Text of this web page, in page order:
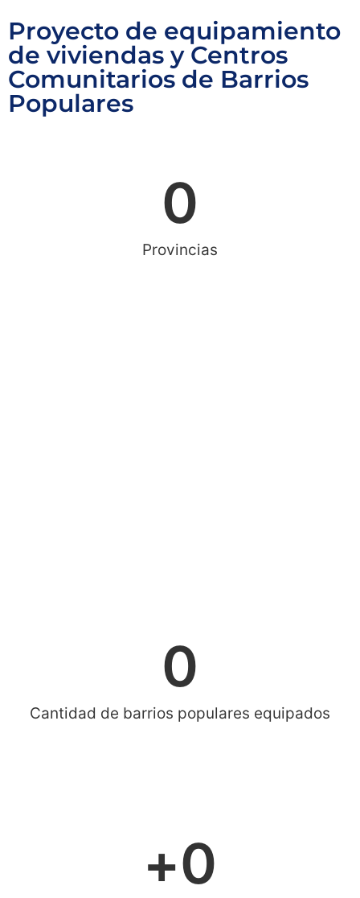
Proyecto de equipamiento
de viviendas y Centros
Comunitarios de Barrios
Populares
Provincias
0
Cantidad de barrios populares equipados
0
+0